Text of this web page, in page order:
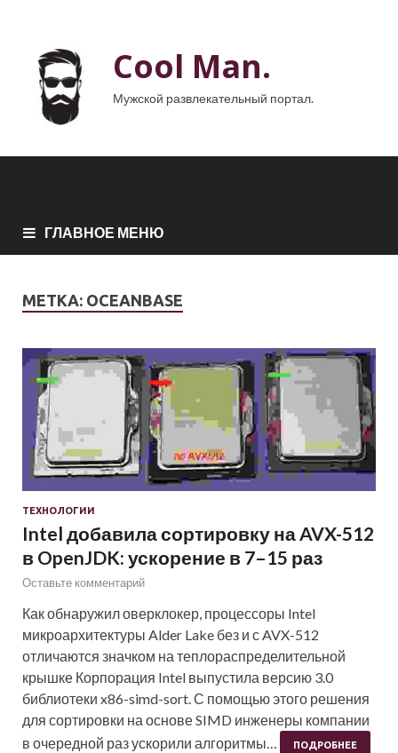
Cool Man.
Мужской развлекательный портал.
ГЛАВНОЕ МЕНЮ
МЕТКА: OCEANBASE
ТЕХНОЛОГИИ
Intel добавила сортировку на AVX-512
в OpenJDK: ускорение в 7–15 раз
Оставьте комментарий
Как обнаружил оверклокер, процессоры Intel
микроархитектуры Alder Lake без и с AVX-512
отличаются значком на теплораспределительной
крышке Корпорация Intel выпустила версию 3.0
библиотеки x86-simd-sort. С помощью этого решения
для сортировки на основе SIMD инженеры компании
в очередной раз ускорили алгоритмы…
ПОДРОБНЕЕ